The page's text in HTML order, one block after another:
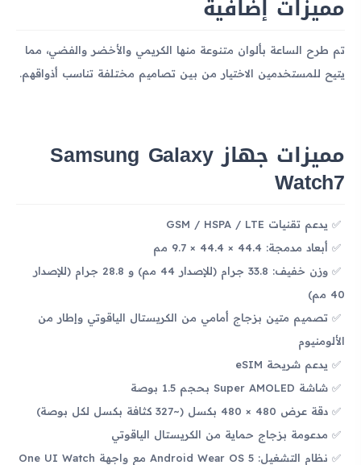
مميزات إضافية
تم طرح الساعة بألوان متنوعة منها الكريمي والأخضر والفضي، مما
يتيح للمستخدمين الاختيار من بين تصاميم مختلفة تناسب أذواقهم.
مميزات جهاز Samsung Galaxy
Watch7
يدعم تقنيات GSM / HSPA / LTE
أبعاد مدمجة: 44.4 × 44.4 × 9.7 مم
وزن خفيف: 33.8 جرام (للإصدار 44 مم) و 28.8 جرام (للإصدار
40 مم)
تصميم متين بزجاج أمامي من الكريستال الياقوتي وإطار من
الألومنيوم
يدعم شريحة eSIM
شاشة Super AMOLED بحجم 1.5 بوصة
دقة عرض 480 × 480 بكسل (~327 كثافة بكسل لكل بوصة)
مدعومة بزجاج حماية من الكريستال الياقوتي
نظام التشغيل: Android Wear OS 5 مع واجهة One UI Watch